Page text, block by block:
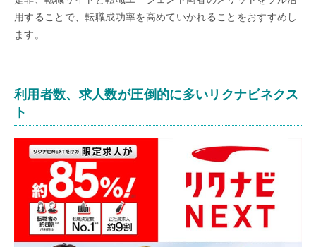
用することで、転職成功率を高めていかれることをおすすめし
ます。
利用者数、求人数が圧倒的に多いリクナビネクス
ト